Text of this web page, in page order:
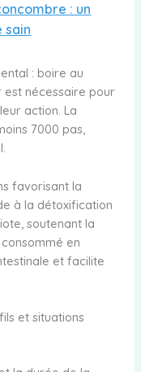
: un
sain
: boire au
est nécessaire pour
action. La
7000 pas,
favorisant la
à la détoxification
soutenant la
en
et facilite
et situations